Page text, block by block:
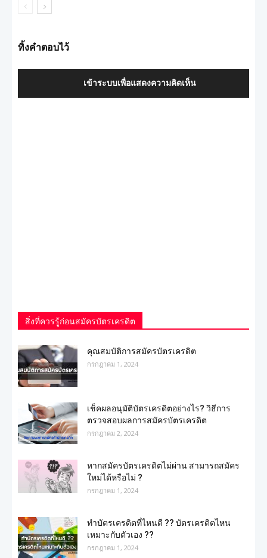
ทิ้งคำตอบไว้
เข้าระบบเพื่อแสดงความคิดเห็น
สิ่งที่ควรรู้ก่อนสมัครบัตรเครดิต
คุณสมบัติการสมัครบัตรเครดิต
กรกฎาคม 1, 2024
เช็คผลอนุมัติบัตรเครดิตอย่างไร? วิธีการ
ตรวจสอบผลการสมัครบัตรเครดิต
กรกฎาคม 2, 2024
หากสมัครบัตรเครดิตไม่ผ่าน สามารถสมัคร
ใหม่ได้หรือไม่ ?
กรกฎาคม 1, 2024
ทำบัตรเครดิตที่ไหนดี ?? บัตรเครดิตไหน
เหมาะกับตัวเอง ??
กรกฎาคม 1, 2024